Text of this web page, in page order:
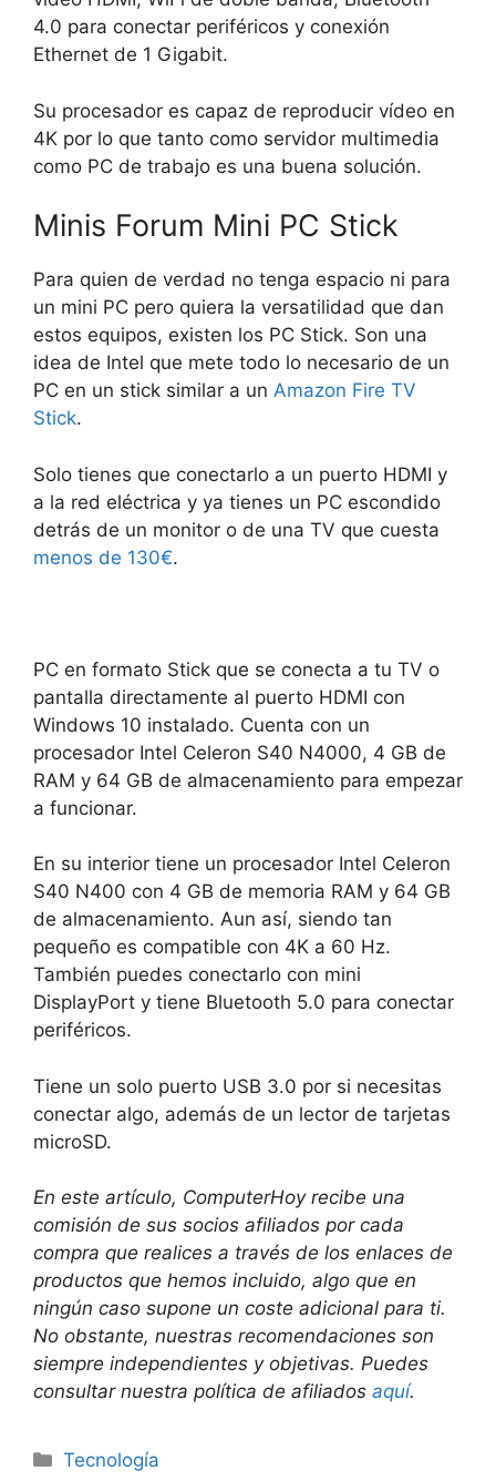
4.0 para conectar periféricos y conexión
Ethernet de 1 Gigabit.
Su procesador es capaz de reproducir vídeo en
4K por lo que tanto como servidor multimedia
como PC de trabajo es una buena solución.
Minis Forum Mini PC Stick
Para quien de verdad no tenga espacio ni para
un mini PC pero quiera la versatilidad que dan
estos equipos, existen los PC Stick. Son una
idea de Intel que mete todo lo necesario de un
PC en un stick similar a un Amazon Fire TV
Stick.
Solo tienes que conectarlo a un puerto HDMI y
a la red eléctrica y ya tienes un PC escondido
detrás de un monitor o de una TV que cuesta
menos de 130€.
PC en formato Stick que se conecta a tu TV o
pantalla directamente al puerto HDMI con
Windows 10 instalado. Cuenta con un
procesador Intel Celeron S40 N4000, 4 GB de
RAM y 64 GB de almacenamiento para empezar
a funcionar.
En su interior tiene un procesador Intel Celeron
S40 N400 con 4 GB de memoria RAM y 64 GB
de almacenamiento. Aun así, siendo tan
pequeño es compatible con 4K a 60 Hz.
También puedes conectarlo con mini
DisplayPort y tiene Bluetooth 5.0 para conectar
periféricos.
Tiene un solo puerto USB 3.0 por si necesitas
conectar algo, además de un lector de tarjetas
microSD.
En este artículo, ComputerHoy recibe una
comisión de sus socios afiliados por cada
compra que realices a través de los enlaces de
productos que hemos incluido, algo que en
ningún caso supone un coste adicional para ti.
No obstante, nuestras recomendaciones son
siempre independientes y objetivas. Puedes
consultar nuestra política de afiliados aquí.
Categorías
Tecnología